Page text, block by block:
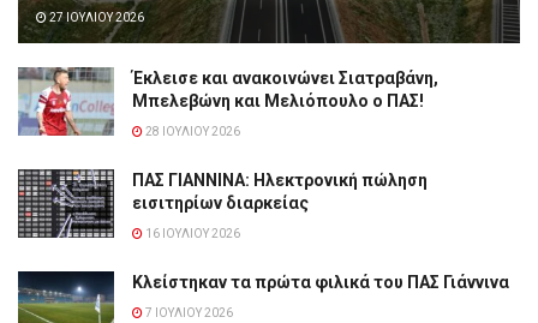
27 ΙΟΥΛΊΟΥ 2026
Έκλεισε και ανακοινώνει Σιατραβάνη,
Μπελεβώνη και Μελιόπουλο ο ΠΑΣ!
28 ΙΟΥΛΊΟΥ 2026
ΠΑΣ ΓΙΑΝΝΙΝΑ: Hλεκτρονική πώληση
εισιτηρίων διαρκείας
16 ΙΟΥΛΊΟΥ 2026
Κλείστηκαν τα πρώτα φιλικά του ΠΑΣ Γιάννινα
7 ΙΟΥΛΊΟΥ 2026